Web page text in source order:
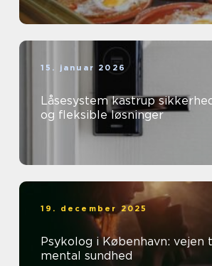
15. januar 2026
Låsesystem kastrup sikkerhed, overblik
og fleksible løsninger
19. december 2025
Psykolog i København: vejen
mental sundhed